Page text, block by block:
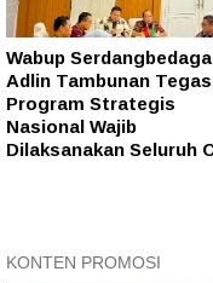
Wabup
Adlin Tambunan
Program Strategis
Nasional Wajib
Dilaksanakan Seluruh